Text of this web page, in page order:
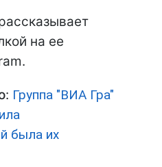
на ее
: Группа "ВИА Гра"
была их